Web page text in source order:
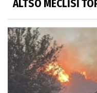
ALTSO MECLİSİ